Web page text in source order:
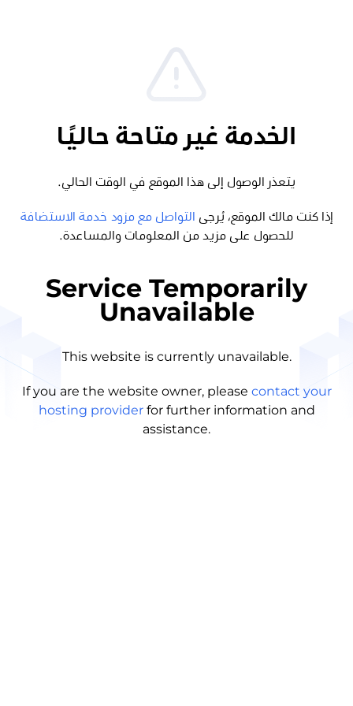
الخدمة غير متاحة حاليًا
يتعذر الوصول إلى هذا الموقع في الوقت الحالي.
إذا كنت مالك الموقع، يُرجى
التواصل مع مزود خدمة الاستضافة
للحصول على مزيد من المعلومات والمساعدة.
Service Temporarily
Unavailable
This website is currently unavailable.
If you are the website owner, please contact your
hosting provider for further information and
assistance.